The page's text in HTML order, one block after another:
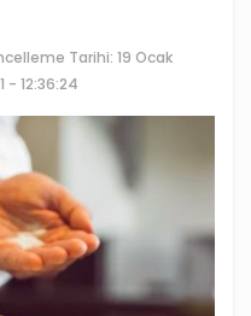
Tarihi: 19 Ocak
- 12:36:24